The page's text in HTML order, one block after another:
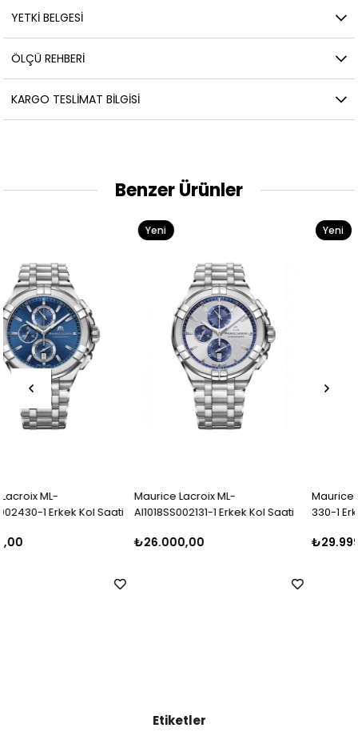
YETKİ BELGESİ
ÖLÇÜ REHBERI
KARGO TESLIMAT BILGISI
Benzer Ürünler
Maurice Lacroix ML-
AI1018SS002131-1 Erkek Kol Saati
₺26.000,00
Maurice Lacroix AI1018-SS002-
330-1 Erkek Kol Saati
₺29.999,00
Etiketler